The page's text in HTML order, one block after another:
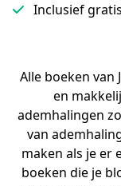
Inclusief
Alle boeken van
en
ademhalingen
van
maken als je er
boeken die je